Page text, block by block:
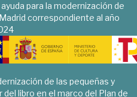
para la modernización de
correspondiente al año
de las pequeñas y
libro en el marco del Plan de